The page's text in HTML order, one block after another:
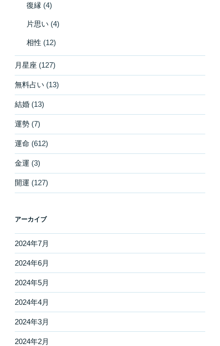
復縁 (4)
片思い (4)
相性 (12)
月星座 (127)
無料占い (13)
結婚 (13)
運勢 (7)
運命 (612)
金運 (3)
開運 (127)
アーカイブ
2024年7月
2024年6月
2024年5月
2024年4月
2024年3月
2024年2月